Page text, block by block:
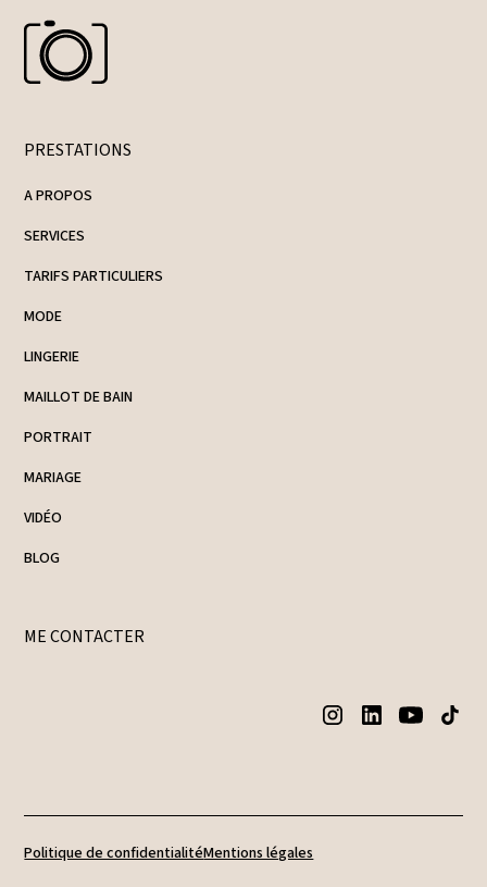
PRESTATIONS
A PROPOS
SERVICES
TARIFS PARTICULIERS
MODE
LINGERIE
MAILLOT DE BAIN
PORTRAIT
MARIAGE
VIDÉO
BLOG
ME CONTACTER
Politique de confidentialitéMentions légales